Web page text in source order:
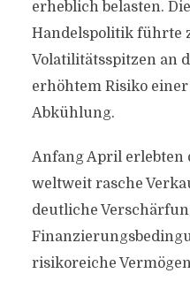
erheblich belasten.
Handelspolitik führte
Volatilitätsspitzen an
erhöhtem Risiko
Abkühlung.
Anfang April erlebten
weltweit rasche
deutliche
risikoreiche